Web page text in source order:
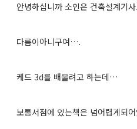
안녕하십니까 소인은 건축설계기
다름이아니구여….
케드 3d를 배울려고 하는데…
보통서점에 있는책은 넘어렵게되